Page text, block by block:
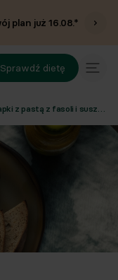
plan już16.08.*
Sprawdź dietę